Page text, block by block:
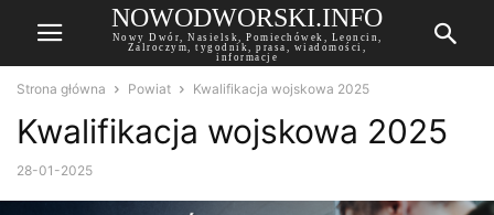
NOWODWORSKI.INFO
Nowy Dwór, Nasielsk, Pomiechówek, Leoncin,
Zalroczym, tygodnik, prasa, wiadomości,
informacje
Strona główna Powiat Kwalifikacja wojskowa 2025
Kwalifikacja wojskowa 2025
28-01-2025